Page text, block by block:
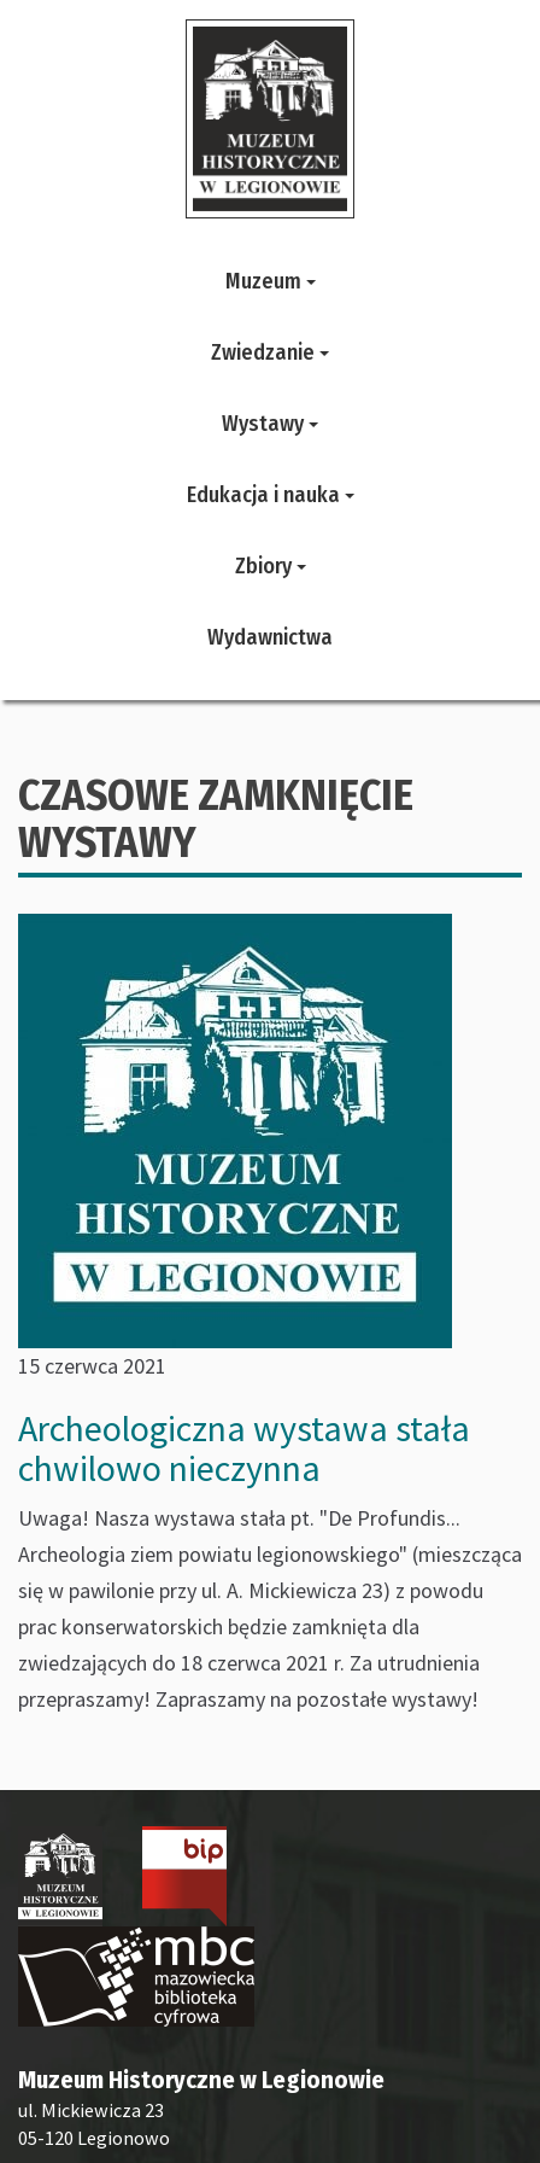
Muzeum
Zwiedzanie
Wystawy
Edukacja i nauka
Zbiory
Wydawnictwa
CZASOWE ZAMKNIĘCIE
WYSTAWY
15 czerwca 2021
Archeologiczna wystawa stała
chwilowo nieczynna
Uwaga! Nasza wystawa stała pt. "De Profundis...
Archeologia ziem powiatu legionowskiego" (mieszcząca
się w pawilonie przy ul. A. Mickiewicza 23) z powodu
prac konserwatorskich będzie zamknięta dla
zwiedzających do 18 czerwca 2021 r. Za utrudnienia
przepraszamy! Zapraszamy na pozostałe wystawy!
Muzeum Historyczne w Legionowie
ul. Mickiewicza 23
05-120 Legionowo